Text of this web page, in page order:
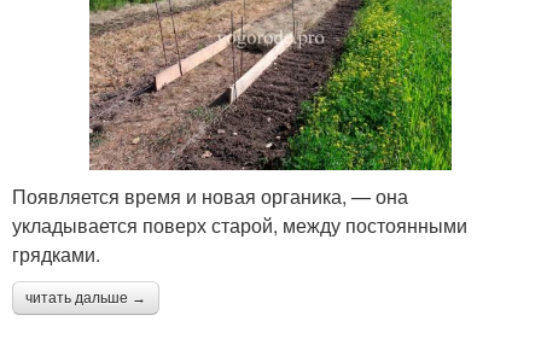
Появляется время и новая органика, — она
укладывается поверх старой, между постоянными
грядками.
читать дальше →